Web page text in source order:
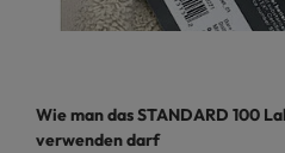
Wie man das STANDARD 100
verwenden darf